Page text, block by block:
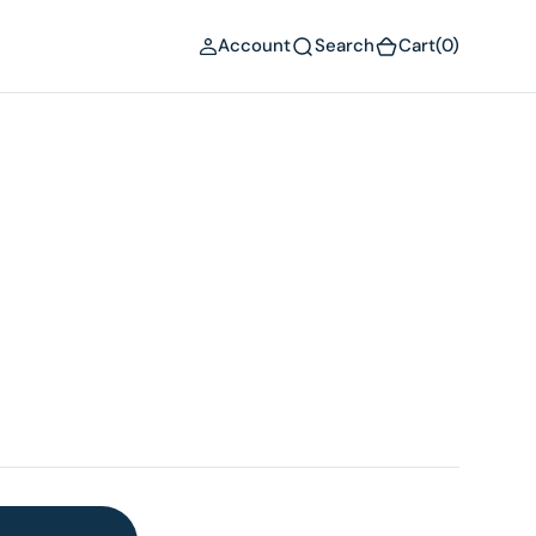
Account Search Cart(0)